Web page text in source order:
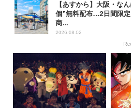
【あすから】大阪・な
個”無料配布…2日間限
商...
2026.08.02